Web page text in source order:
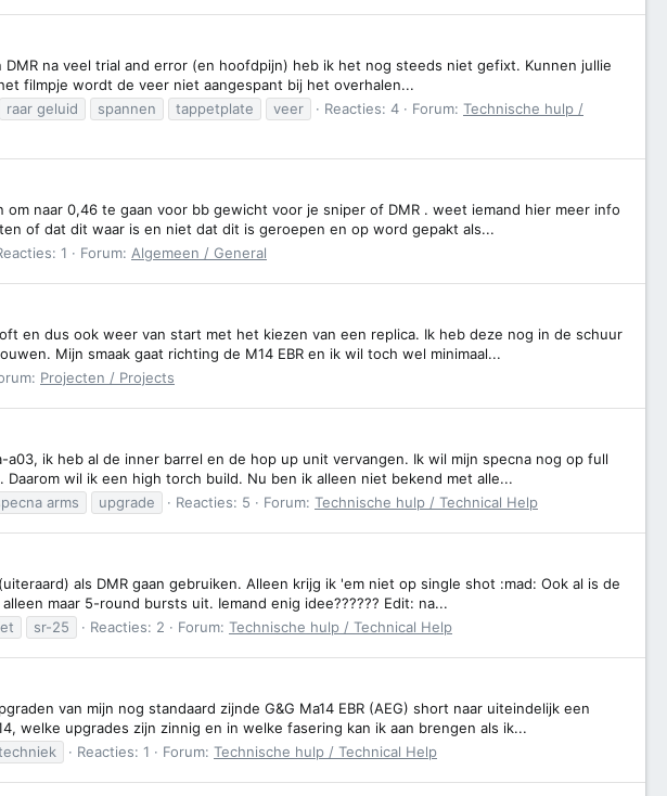
na veel trial and error (en hoofdpijn) heb ik het nog steeds niet gefixt. Kunnen jullie
filmpje wordt de veer niet aangespant bij het overhalen...
raar geluid spannen tappetplate veer Reacties: 4 Forum: Technische hulp /
naar 0,46 te gaan voor bb gewicht voor je sniper of DMR . weet iemand hier meer info
of dat dit waar is en niet dat dit is geroepen en op word gepakt als...
1 Forum: Algemeen / General
en dus ook weer van start met het kiezen van een replica. Ik heb deze nog in de schuur
Mijn smaak gaat richting de M14 EBR en ik wil toch wel minimaal...
Projecten / Projects
ik heb al de inner barrel en de hop up unit vervangen. Ik wil mijn specna nog op full
wil ik een high torch build. Nu ben ik alleen niet bekend met alle...
arms upgrade Reacties: 5 Forum: Technische hulp / Technical Help
als DMR gaan gebruiken. Alleen krijg ik 'em niet op single shot :mad: Ook al is de
maar 5-round bursts uit. Iemand enig idee?????? Edit: na...
sr-25 Reacties: 2 Forum: Technische hulp / Technical Help
van mijn nog standaard zijnde G&G Ma14 EBR (AEG) short naar uiteindelijk een
welke upgrades zijn zinnig en in welke fasering kan ik aan brengen als ik...
Reacties: 1 Forum: Technische hulp / Technical Help